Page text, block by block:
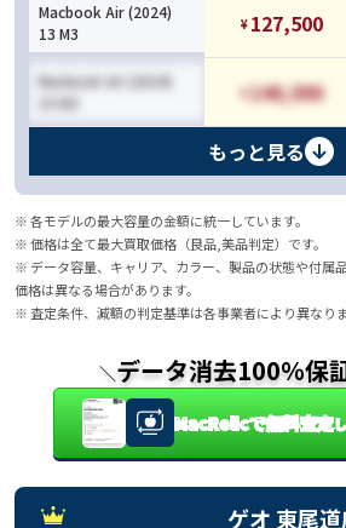
Macbook Air (2024)
13 M3
¥ 127,500
Macbook Air (2024)
15 M3
¥140,500
もっと見る
※ 各モデルの最大容量の金額に統一しています。
※ 価格は全て最大買取価格（良品,美品判定）です。
※ データ容量、キャリア、カラー、製品の状態や付属
価格は異なる場合があります。
※ 査定条件、減額の判定基準は各事業者により異なりま
＼データ消去100％保
MacRelicで無料査定
ゲオ 東尾